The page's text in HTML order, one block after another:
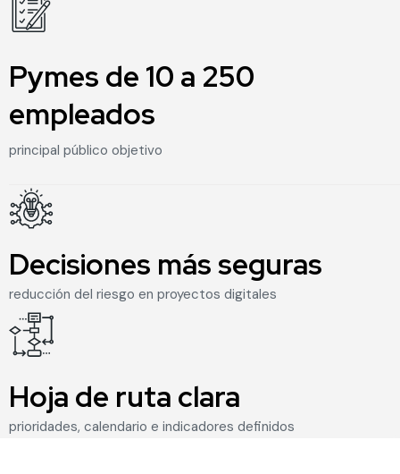
Pymes de 10 a 250
empleados
principal público objetivo
Decisiones más seguras
reducción del riesgo en proyectos digitales
Hoja de ruta clara
prioridades, calendario e indicadores definidos